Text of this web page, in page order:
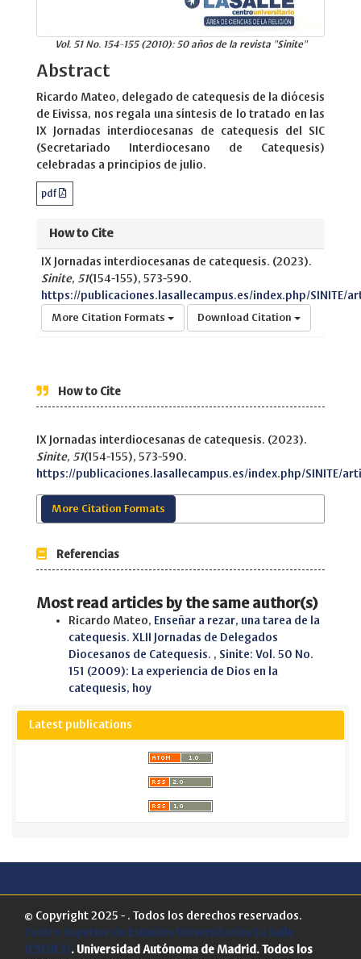
Vol. 51 No. 154-155 (2010): 50 años de la revista "Sinite"
Abstract
Ricardo Mateo, delegado de catequesis de la diócesis
de Eivissa, nos regala una síntesis de lo tratado en las
IX Jornadas interdiocesanas de catequesis del SIC
(Secretariado Interdiocesano de Catequesis)
celebradas a principios de julio.
pdf
How to Cite
IX Jornadas interdiocesanas de catequesis. (2023).
Sinite, 51(154-155), 573-590.
https://publicaciones.lasallecampus.es/index.php/SINITE/
More Citation Formats Download Citation
How to Cite
IX Jornadas interdiocesanas de catequesis. (2023).
Sinite, 51(154-155), 573-590.
https://publicaciones.lasallecampus.es/index.php/SINITE/
More Citation Formats
Referencias
Most read articles by the same author(s)
Ricardo Mateo, Enseñar a rezar, una tarea de la
catequesis. XLII Jornadas de Delegados
Diocesanos de Catequesis. , Sinite: Vol. 50 No.
151 (2009): La experiencia de Dios en la
catequesis, hoy
Latest publications
© Copyright 2025 - . Todos los derechos reservados.
Centro Superior de Estudios Universitarios La Salle
(CSEULS). Universidad Autónoma de Madrid. Todos los